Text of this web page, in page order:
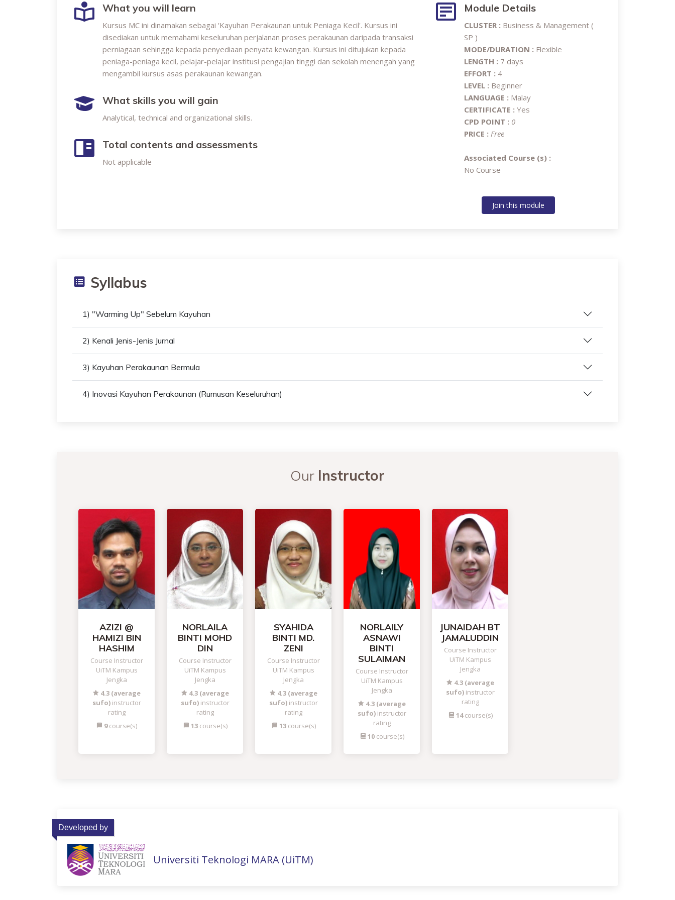
What you will learn
Kursus MC ini dinamakan sebagai 'Kayuhan Perakaunan untuk Peniaga Kecil'. Kursus ini
disediakan untuk memahami keseluruhan perjalanan proses perakaunan daripada transaksi
perniagaan sehingga kepada penyediaan penyata kewangan. Kursus ini ditujukan kepada
peniaga-peniaga kecil, pelajar-pelajar institusi pengajian tinggi dan sekolah menengah yang
mengambil kursus asas perakaunan kewangan.
What skills you will gain
Analytical, technical and organizational skills.
Total contents and assessments
Not applicable
Module Details
CLUSTER : Business & Management (
SP )
MODE/DURATION : Flexible
LENGTH : 7 days
EFFORT : 4
LEVEL : Beginner
LANGUAGE : Malay
CERTIFICATE : Yes
CPD POINT : 0
PRICE : Free
Associated Course (s) :
No Course
Join this module
Syllabus
1) "Warming Up" Sebelum Kayuhan
2) Kenali Jenis-Jenis Jurnal
3) Kayuhan Perakaunan Bermula
4) Inovasi Kayuhan Perakaunan (Rumusan Keseluruhan)
Our Instructor
AZIZI @
HAMIZI BIN
HASHIM
Course Instructor
UiTM Kampus
Jengka
4.3 (average
sufo)instructor
rating
9course(s)
NORLAILA
BINTI MOHD
DIN
Course Instructor
UiTM Kampus
Jengka
4.3 (average
sufo)instructor
rating
13course(s)
SYAHIDA
BINTI MD.
ZENI
Course Instructor
UiTM Kampus
Jengka
4.3 (average
sufo)instructor
rating
13course(s)
NORLAILY
ASNAWI
BINTI
SULAIMAN
Course Instructor
UiTM Kampus
Jengka
4.3 (average
sufo)instructor
rating
10course(s)
JUNAIDAH BT
JAMALUDDIN
Course Instructor
UiTM Kampus
Jengka
4.3 (average
sufo)instructor
rating
14course(s)
Developed by
Universiti Teknologi MARA (UiTM)